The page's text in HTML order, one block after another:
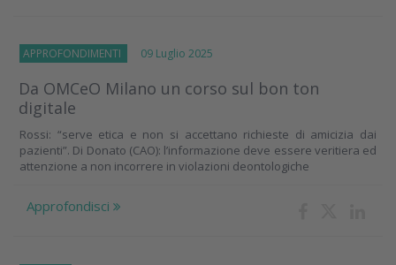
APPROFONDIMENTI 09 Luglio 2025
Da OMCeO Milano un corso sul bon ton
digitale
Rossi: “serve etica e non si accettano richieste di amicizia dai
pazienti”. Di Donato (CAO): l’informazione deve essere veritiera ed
attenzione a non incorrere in violazioni deontologiche
Approfondisci